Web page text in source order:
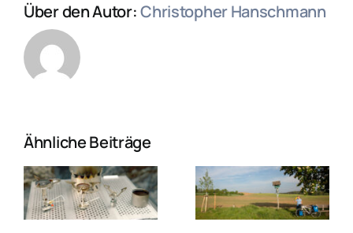
Über den Autor:Christopher Hanschmann
Ähnliche Beiträge